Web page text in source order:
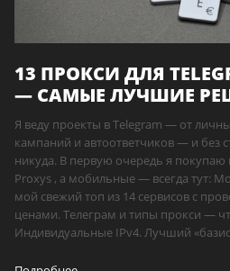
13 ПРОКСИ ДЛЯ
— САМЫЕ ЛУЧШИЕ
Я веду проекты в Telegram — от
кампаний и автоответчиков — и без
никуда. В первую очередь я
Proxys , а мобильные — всегда тут:
мой свежий топ из 14 сервисов с
ценами. Телеграм и типы прокси —
Индивидуальные IPv4. Лучший